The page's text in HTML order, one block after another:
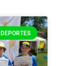
DEPORTES